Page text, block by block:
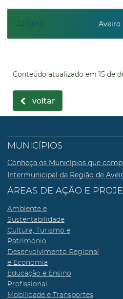
22 julho Aveiro
Conteúdo atualizado em 15 de
voltar
MUNICÍPIOS
Conheça os Municípios que
Intermunicipal da Região de
ÁREAS DE AÇÃO E
Ambiente e
Sustentabilidade
Cultura, Turismo e
Património
Desenvolvimento Regional
e Economia
Educação e Ensino
Profissional
Mobilidade e Transportes